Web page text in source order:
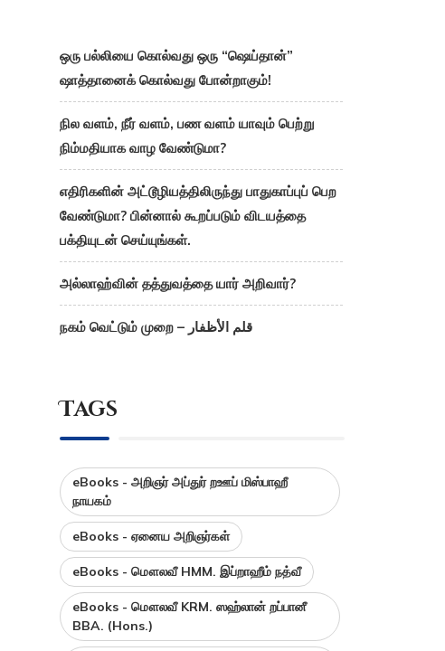
ஒரு பல்லியை கொல்வது ஒரு “ஷெய்தான்”
ஷாத்தானைக் கொல்வது போன்றாகும்!
நில வளம், நீர் வளம், பண வளம் யாவும் பெற்று
நிம்மதியாக வாழ வேண்டுமா?
எதிரிகளின் அட்டூழியத்திலிருந்து பாதுகாப்புப் பெற
வேண்டுமா? பின்னால் கூறப்படும் விடயத்தை
பக்தியுடன் செய்யுங்கள்.
அல்லாஹ்வின் தத்துவத்தை யார் அறிவார்?
நகம் வெட்டும் முறை – قلم الأظفار
Tags
eBooks - அறிஞர் அப்துர் றஊப் மிஸ்பாஹீ
நாயகம்
eBooks - ஏனைய அறிஞர்கள்
eBooks - மௌலவீ HMM. இப்றாஹீம் நத்வீ
eBooks - மௌலவீ KRM. ஸஹ்லான் றப்பானீ
BBA. (Hons.)